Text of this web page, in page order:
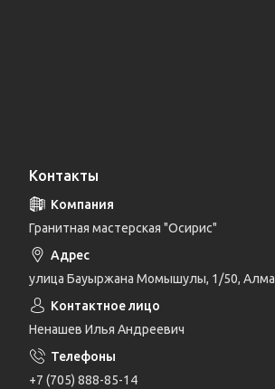
Контакты
Гранитная мастерская "Осирис"
улица Бауыржана Момышулы, 1/50,
Ненашев Илья Андреевич
+7 (705) 888-85-14